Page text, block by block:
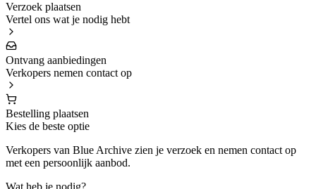
Verzoek plaatsen
Vertel ons wat je nodig hebt
Ontvang aanbiedingen
Verkopers nemen contact op
Bestelling plaatsen
Kies de beste optie
Verkopers van Blue Archive zien je verzoek en nemen contact op
met een persoonlijk aanbod.